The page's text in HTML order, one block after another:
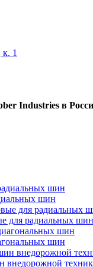
1
Industries в
шин
для радиальных шин
шин
внедорожной